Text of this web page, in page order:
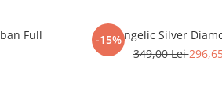
Full
-15%
Set Angelic Silver
349,00 Lei